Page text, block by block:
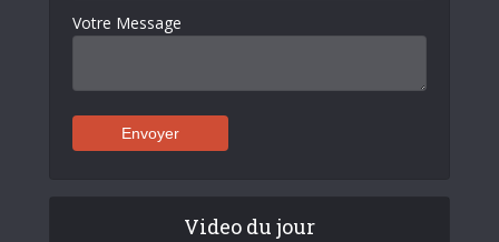
Votre Message
Video du jour